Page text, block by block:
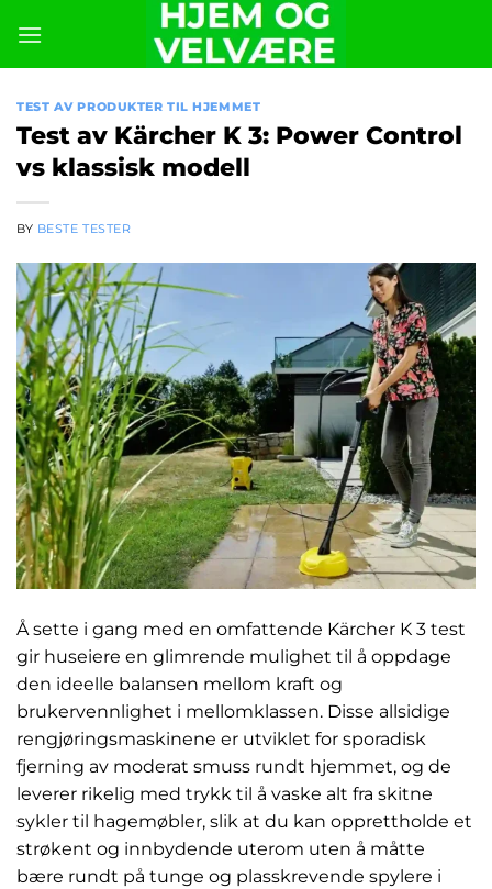
content
TEST AV PRODUKTER TIL HJEMMET
Test av Kärcher K 3: Power Control
vs klassisk modell
BY BESTE TESTER
Å sette i gang med en omfattende Kärcher K 3 test
gir huseiere en glimrende mulighet til å oppdage
den ideelle balansen mellom kraft og
brukervennlighet i mellomklassen. Disse allsidige
rengjøringsmaskinene er utviklet for sporadisk
fjerning av moderat smuss rundt hjemmet, og de
leverer rikelig med trykk til å vaske alt fra skitne
sykler til hagemøbler, slik at du kan opprettholde et
strøkent og innbydende uterom uten å måtte
bære rundt på tunge og plasskrevende spylere i